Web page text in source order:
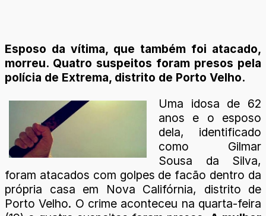
Esposo da vítima, que também foi atacado,
morreu. Quatro suspeitos foram presos pela
polícia de Extrema, distrito de Porto Velho.
Uma idosa de 62
anos e o esposo
dela, identificado
como Gilmar
Sousa da Silva,
foram atacados com golpes de facão dentro da
própria casa em Nova Califórnia, distrito de
Porto Velho. O crime aconteceu na quarta-feira